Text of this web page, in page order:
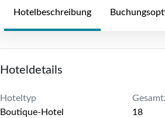
Hotelbeschreibung
Hoteldetails
Hoteltyp
Boutique-Hotel
18